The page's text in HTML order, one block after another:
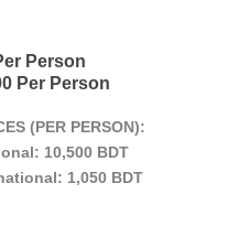
Person
Per Person
(PER PERSON):
10,500 BDT
1,050 BDT